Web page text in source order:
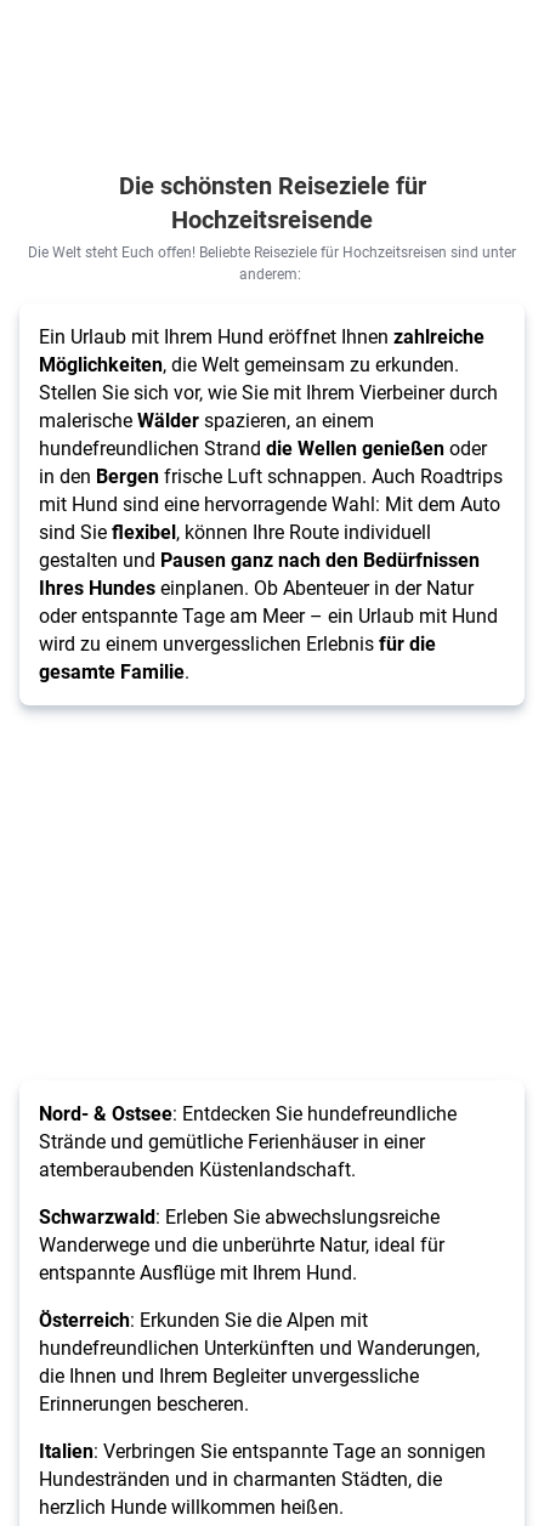
Die schönsten Reiseziele für
Hochzeitsreisende
Die Welt steht Euch offen! Beliebte Reiseziele für Hochzeitsreisen sind unter
anderem:
Ein Urlaub mit Ihrem Hund eröffnet Ihnen zahlreiche
Möglichkeiten, die Welt gemeinsam zu erkunden.
Stellen Sie sich vor, wie Sie mit Ihrem Vierbeiner durch
malerischeWälderspazieren, an einem
hundefreundlichen Strand die Wellen genießenoder
in den Bergenfrische Luft schnappen. Auch Roadtrips
mit Hund sind eine hervorragende Wahl: Mit dem Auto
sind Sieflexibel, können Ihre Route individuell
gestalten und Pausen ganz nach den Bedürfnissen
Ihres Hundeseinplanen. Ob Abenteuer in der Natur
oder entspannte Tage am Meer – ein Urlaub mit Hund
wird zu einem unvergesslichen Erlebnisfür die
gesamte Familie.
Nord- & Ostsee: Entdecken Sie hundefreundliche
Strände und gemütliche Ferienhäuser in einer
atemberaubenden Küstenlandschaft.
Schwarzwald: Erleben Sie abwechslungsreiche
Wanderwege und die unberührte Natur, ideal für
entspannte Ausflüge mit Ihrem Hund.
Österreich: Erkunden Sie die Alpen mit
hundefreundlichen Unterkünften und Wanderungen,
die Ihnen und Ihrem Begleiter unvergessliche
Erinnerungen bescheren.
Italien: Verbringen Sie entspannte Tage an sonnigen
Hundestränden und in charmanten Städten, die
herzlich Hunde willkommen heißen.